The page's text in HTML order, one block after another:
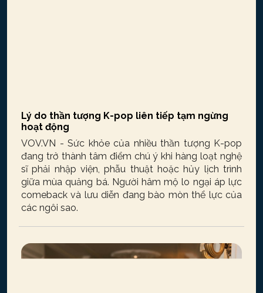
Lý do thần tượng K-pop liên tiếp tạm ngừng
hoạt động
VOV.VN - Sức khỏe của nhiều thần tượng K-pop
đang trở thành tâm điểm chú ý khi hàng loạt nghệ
sĩ phải nhập viện, phẫu thuật hoặc hủy lịch trình
giữa mùa quảng bá. Người hâm mộ lo ngại áp lực
comeback và lưu diễn đang bào mòn thể lực của
các ngôi sao.